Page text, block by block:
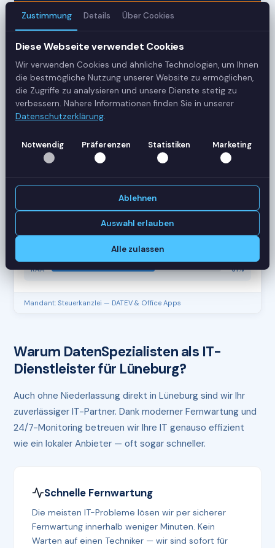
Server
42
Status
CPU
62%
RAM
61%
Mandant: Steuerkanzlei — DATEV & Office Apps
Warum DatenSpezialisten als IT-
Dienstleister für Lüneburg?
Auch ohne Niederlassung direkt in Lüneburg sind wir Ihr
zuverlässiger IT-Partner. Dank moderner Fernwartung und
24/7-Monitoring betreuen wir Ihre IT genauso effizient
wie ein lokaler Anbieter — oft sogar schneller.
Schnelle Fernwartung
Die meisten IT-Probleme lösen wir per sicherer
Fernwartung innerhalb weniger Minuten. Kein
Warten auf einen Techniker — wir sind sofort für
Zustimmung Details Über Cookies
Diese Webseite verwendet Cookies
Wir verwenden Cookies und ähnliche Technologien, um Ihnen
die bestmögliche Nutzung unserer Website zu ermöglichen,
die Zugriffe zu analysieren und unsere Dienste stetig zu
verbessern. Nähere Informationen finden Sie in unserer
Datenschutzerklärung.
Notwendig Präferenzen Statistiken Marketing
Ablehnen
Auswahl erlauben
Alle zulassen